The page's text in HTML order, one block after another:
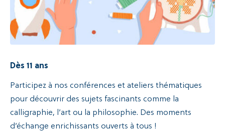
Dès 11 ans
Participez à nos conférences et ateliers thématiques
pour découvrir des sujets fascinants comme la
calligraphie, l’art ou la philosophie. Des moments
d’échange enrichissants ouverts à tous !